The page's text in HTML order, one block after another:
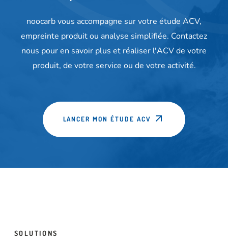
noocarb vous accompagne sur votre étude ACV,
empreinte produit ou analyse simplifiée. Contactez
nous pour en savoir plus et réaliser l'ACV de votre
produit, de votre service ou de votre activité.
LANCER MON ÉTUDE ACV
SOLUTIONS